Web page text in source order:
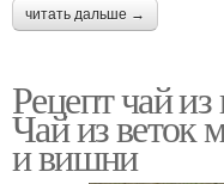
читать дальше →
Рецепт чай
Чай из веток
и вишни